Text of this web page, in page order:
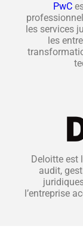
PwC
les services
les
Deloitte est
audit,
l’entreprise